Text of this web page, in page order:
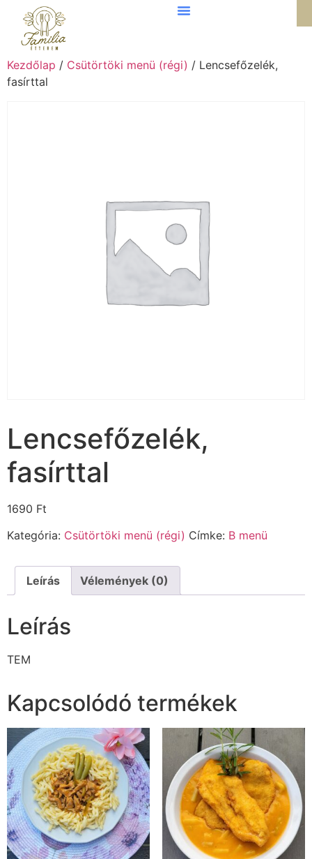
Kezdőlap / Csütörtöki menü (régi) / Lencsefőzelék,
fasírttal
Lencsefőzelék,
fasírttal
1690 Ft
Kategória: Csütörtöki menü (régi) Címke: B menü
Leírás Vélemények (0)
Leírás
TEM
Kapcsolódó termékek